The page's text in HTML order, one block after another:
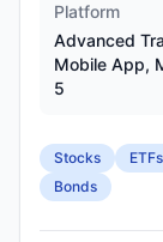
Platform
Advanced
Mobile App,
5
Stocks ETFs
Bonds